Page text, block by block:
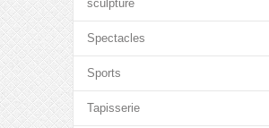
sculpture
Spectacles
Sports
Tapisserie